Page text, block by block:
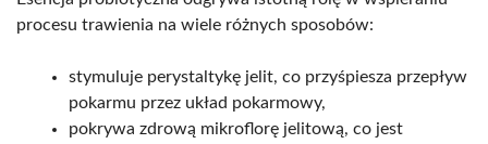
procesu trawienia na wiele różnych sposobów:
stymuluje perystaltykę jelit, co przyśpiesza przepływ
pokarmu przez układ pokarmowy,
pokrywa zdrową mikroflorę jelitową, co jest